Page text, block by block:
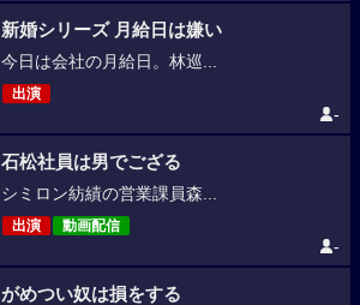
新婚シリーズ 月給日は嫌い
今日は会社の月給日。林巡...
出演
-
石松社員は男でござる
シミロン紡績の営業課員森...
出演 動画配信
-
がめつい奴は損をする